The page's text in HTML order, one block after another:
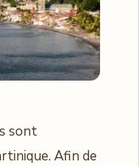
sont
Afin de